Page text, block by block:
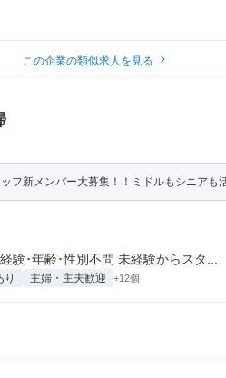
この企業の類似求人を見る
フ新メンバー大募集！！ミドルもシニアも
験･年齢･性別不問 未経験からスタ...
り 主婦・主夫歓迎 +12個